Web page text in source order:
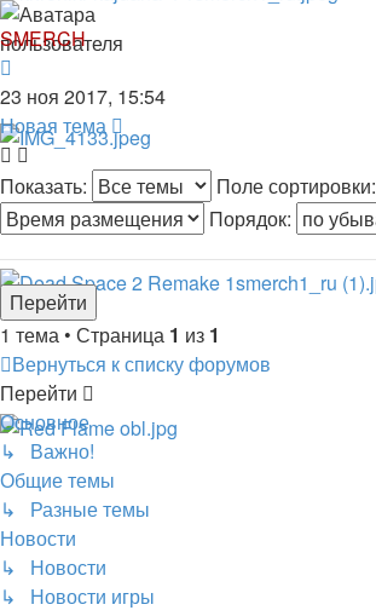
SMERCH
23 ноя 2017, 15:54
Новая тема
Показать:
Поле сортировки:
Порядок:
1 тема • Страница 1 из 1
Вернуться к списку форумов
Перейти
Основное
↳ Важно!
Общие темы
↳ Разные темы
Новости
↳ Новости
↳ Новости игры